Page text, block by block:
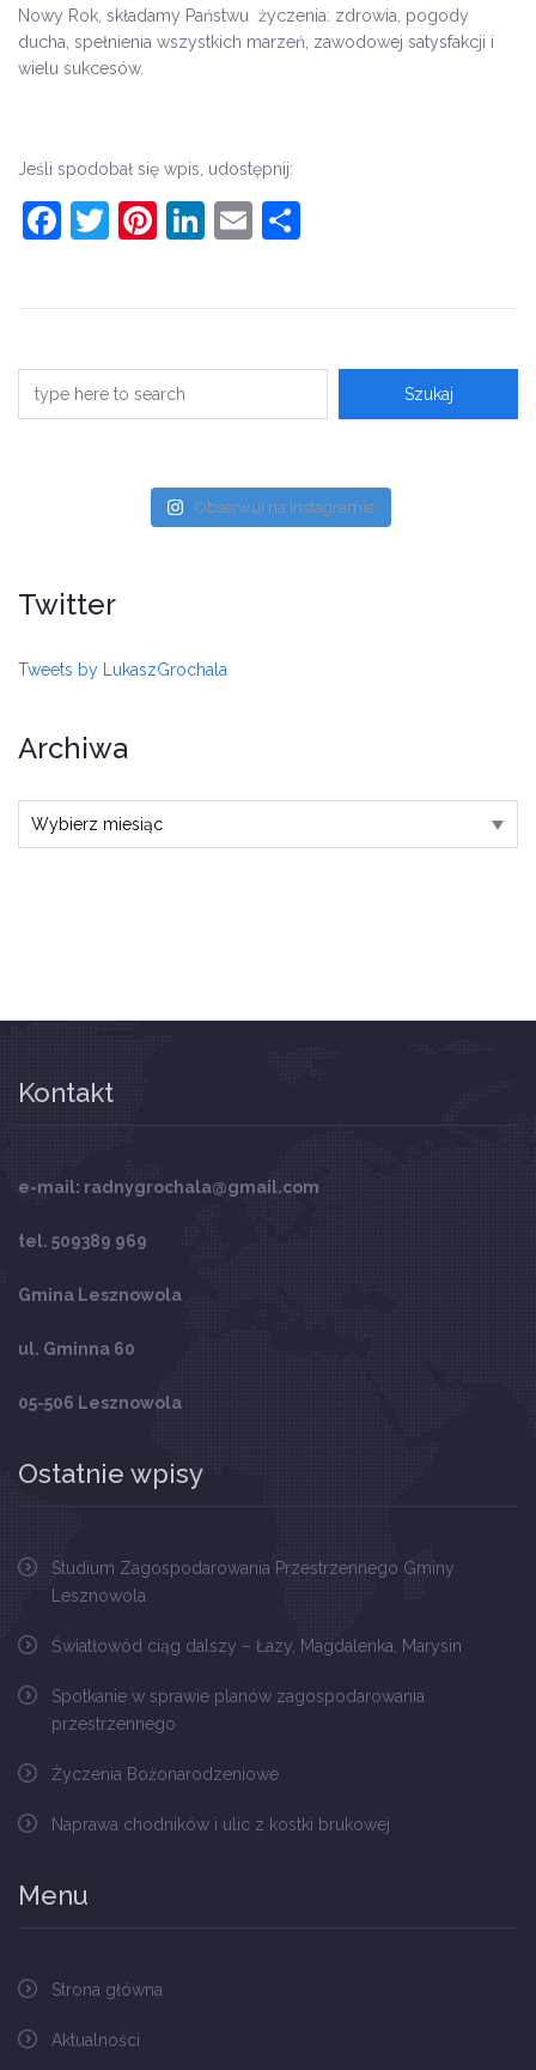
Nowy Rok, składamy Państwu życzenia: zdrowia, pogody
ducha, spełnienia wszystkich marzeń, zawodowej satysfakcji i
wielu sukcesów.
Jeśli spodobał się wpis, udostępnij:
Facebook
Twitter
Pinterest
LinkedIn
Email
Obserwuj na Instagramie
Twitter
Tweets by LukaszGrochala
Archiwa
Kontakt
e-mail: radnygrochala@gmail.com
tel. 509389 969
Gmina Lesznowola
ul. Gminna 60
05-506 Lesznowola
Ostatnie wpisy
Studium Zagospodarowania Przestrzennego Gminy
Lesznowola
Światłowód ciąg dalszy – Łazy, Magdalenka, Marysin
Spotkanie w sprawie planów zagospodarowania
przestrzennego
Życzenia Bożonarodzeniowe
Naprawa chodników i ulic z kostki brukowej
Menu
Strona główna
Aktualności